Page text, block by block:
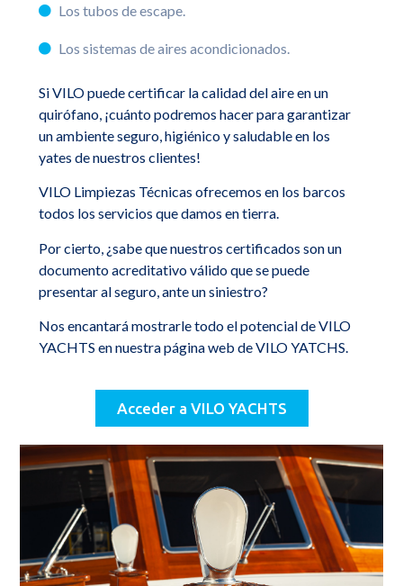
Los tubos de escape.
Los sistemas de aires acondicionados.
Si VILO puede certificar la calidad del aire en un
quirófano, ¡cuánto podremos hacer para garantizar
un ambiente seguro, higiénico y saludable en los
yates de nuestros clientes!
VILO Limpiezas Técnicas ofrecemos en los barcos
todos los servicios que damos en tierra.
Por cierto, ¿sabe que nuestros certificados son un
documento acreditativo válido que se puede
presentar al seguro, ante un siniestro?
Nos encantará mostrarle todo el potencial de VILO
YACHTS en nuestra página web de VILO YATCHS.
Acceder a VILO YACHTS